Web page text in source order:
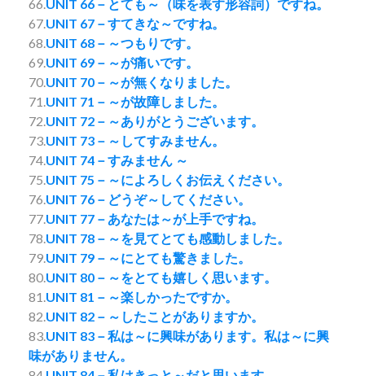
66.UNIT 66－とても～（味を表す形容詞）ですね。
67.UNIT 67－すてきな～ですね。
68.UNIT 68－～つもりです。
69.UNIT 69－～が痛いです。
70.UNIT 70－～が無くなりました。
71.UNIT 71－～が故障しました。
72.UNIT 72－～ありがとうございます。
73.UNIT 73－～してすみません。
74.UNIT 74－すみません ～
75.UNIT 75－～によろしくお伝えください。
76.UNIT 76－どうぞ～してください。
77.UNIT 77－あなたは～が上手ですね。
78.UNIT 78－～を見てとても感動しました。
79.UNIT 79－～にとても驚きました。
80.UNIT 80－～をとても嬉しく思います。
81.UNIT 81－～楽しかったですか。
82.UNIT 82－～したことがありますか。
83.UNIT 83－私は～に興味があります。私は～に興
味がありません。